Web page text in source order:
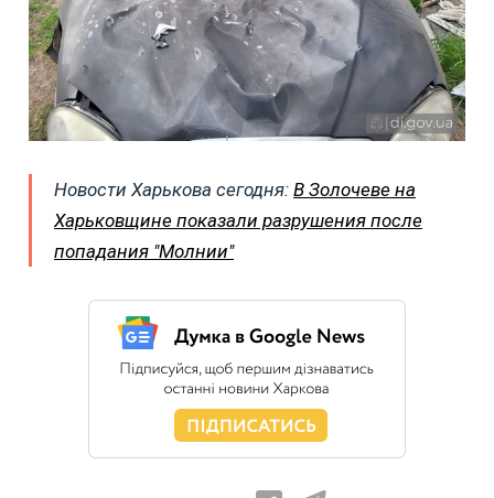
Новости Харькова сегодня: В Золочеве на
Харьковщине показали разрушения после
попадания "Молнии"